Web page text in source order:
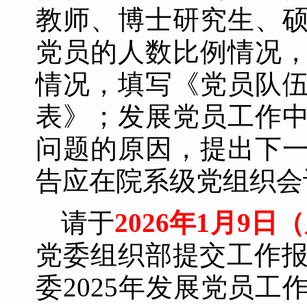
教师、博士研究生、
党员的人数比例情况
情况，填写《党员队
表》；发展党员工作
问题的原因，提出下
告应在院系级党组织
请于2026年1月 9 日
党委组织部提交工作
委2025年发展党员工